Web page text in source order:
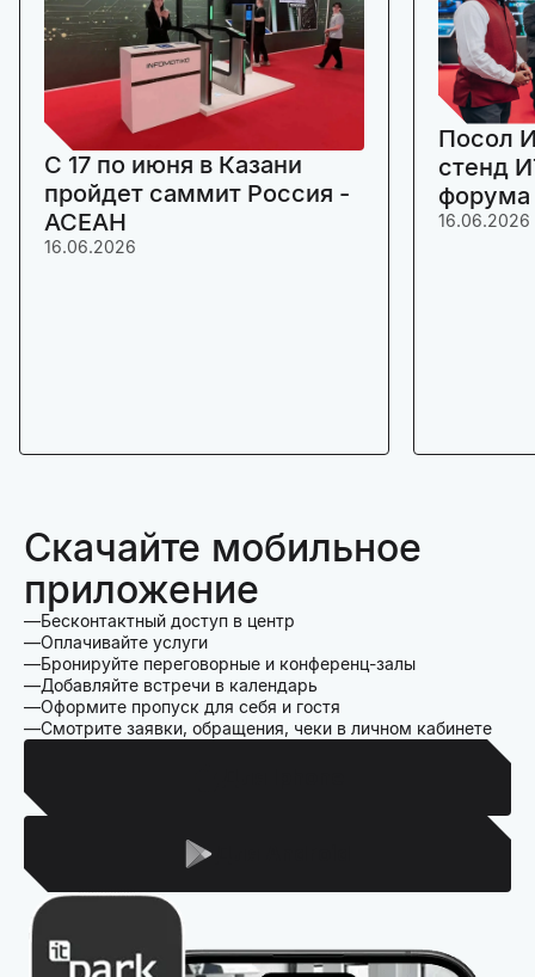
C 17 по июня в Казани
пройдет саммит Россия -
АСЕАН
16.06.2026
Посол
стенд
16.06.2026
Скачайте мобильное
приложение
Бесконтактный доступ в центр
Оплачивайте услуги
Бронируйте переговорные и конференц-залы
Добавляйте встречи в календарь
Оформите пропуск для себя и гостя
Смотрите заявки, обращения, чеки в личном кабинете